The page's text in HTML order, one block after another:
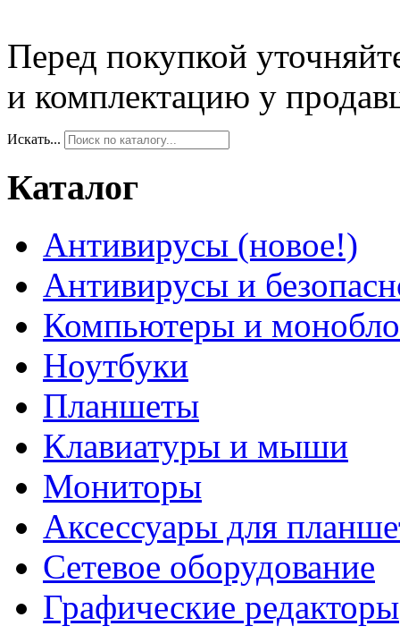
Перед покупкой
и комплектацию у
Искать...
Каталог
Антивирусы (новое!)
Антивирусы и
Компьютеры и
Ноутбуки
Планшеты
Клавиатуры и мыши
Мониторы
Аксессуары для
Сетевое оборудование
Графические редакторы